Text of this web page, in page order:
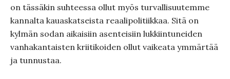
on tässäkin suhteessa ollut myös turvallisuutemme
kan­nalta kauaskatseista reaalipolitiikkaa. Sitä on
kylmän sodan aikai­siin asenteisiin lukkiintuneiden
vanhakantaisten kriitikoi­den ollut vaikeata ymmärtää
ja tunnustaa.